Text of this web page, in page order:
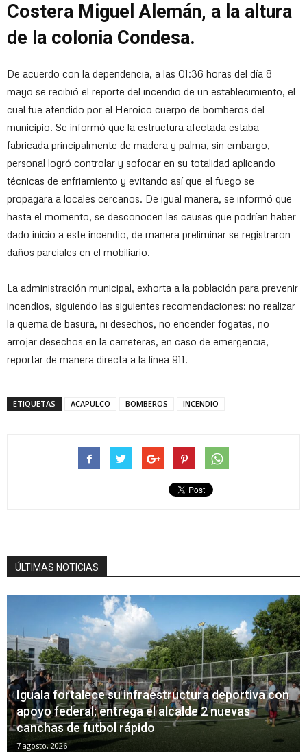
Costera Miguel Alemán, a la altura
de la colonia Condesa.
De acuerdo con la dependencia, a las 01:36 horas del día 8
mayo se recibió el reporte del incendio de un establecimiento, el
cual fue atendido por el Heroico cuerpo de bomberos del
municipio. Se informó que la estructura afectada estaba
fabricada principalmente de madera y palma, sin embargo,
personal logró controlar y sofocar en su totalidad aplicando
técnicas de enfriamiento y evitando así que el fuego se
propagara a locales cercanos. De igual manera, se informó que
hasta el momento, se desconocen las causas que podrían haber
dado inicio a este incendio, de manera preliminar se registraron
daños parciales en el mobiliario.
La administración municipal, exhorta a la población para prevenir
incendios, siguiendo las siguientes recomendaciones: no realizar
la quema de basura, ni desechos, no encender fogatas, no
arrojar desechos en la carreteras, en caso de emergencia,
reportar de manera directa a la línea 911.
ETIQUETAS ACAPULCO BOMBEROS INCENDIO
ÚLTIMAS NOTICIAS
Iguala fortalece su infraestructura deportiva con
apoyo federal; entrega el alcalde 2 nuevas
canchas de futbol rápido
7 agosto, 2026